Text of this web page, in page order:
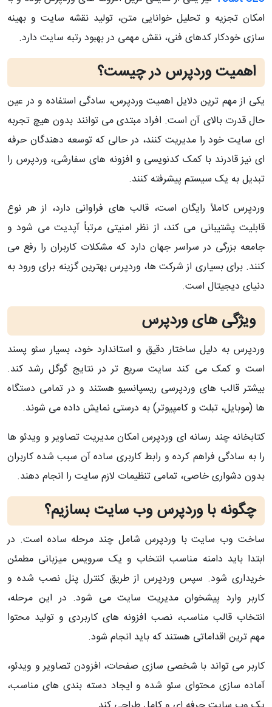
امکان تجزیه و تحلیل خوانایی متن، تولید نقشه سایت و بهینه‌
سازی خودکار کدهای فنی، نقش مهمی در بهبود رتبه سایت دارد.
اهمیت وردپرس در چیست؟
یکی از مهم‌ ترین دلایل اهمیت وردپرس، سادگی استفاده و در عین
حال قدرت بالای آن است. افراد مبتدی می‌ توانند بدون هیچ تجربه‌
ای سایت خود را مدیریت کنند، در حالی که توسعه‌ دهندگان حرفه‌
ای نیز قادرند با کمک کدنویسی و افزونه‌ های سفارشی، وردپرس را
تبدیل به یک سیستم پیشرفته کنند.
وردپرس کاملاً رایگان است، قالب‌ های فراوانی دارد، از هر نوع
قابلیت پشتیبانی می‌ کند، از نظر امنیتی مرتباً آپدیت می‌ شود و
جامعه بزرگی در سراسر جهان دارد که مشکلات کاربران را رفع می‌
کنند. برای بسیاری از شرکت‌ ها، وردپرس بهترین گزینه برای ورود به
دنیای دیجیتال است.
ویژگی‌ های وردپرس
وردپرس به دلیل ساختار دقیق و استاندارد خود، بسیار سئو پسند
است و کمک می‌ کند سایت سریع‌ تر در نتایج گوگل رشد کند.
بیشتر قالب‌ های وردپرسی ریسپانسیو هستند و در تمامی دستگاه‌
ها (موبایل، تبلت و کامپیوتر) به‌ درستی نمایش داده می‌ شوند.
کتابخانه چند‌ رسانه‌ ای وردپرس امکان مدیریت تصاویر و ویدئو ها
را به‌ سادگی فراهم کرده و رابط کاربری ساده آن سبب شده کاربران
بدون دشواری خاصی، تمامی تنظیمات لازم سایت را انجام دهند.
چگونه با وردپرس وب‌ سایت بسازیم؟
ساخت وب‌ سایت با وردپرس شامل چند مرحله ساده است. در
ابتدا باید دامنه مناسب انتخاب و یک سرویس میزبانی مطمئن
خریداری شود. سپس وردپرس از طریق کنترل‌ پنل نصب شده و
کاربر وارد پیشخوان مدیریت سایت می‌ شود. در این مرحله،
انتخاب قالب مناسب، نصب افزونه‌ های کاربردی و تولید محتوا
مهم‌ ترین اقداماتی هستند که باید انجام شود.
کاربر می‌ تواند با شخصی‌ سازی صفحات، افزودن تصاویر و ویدئو،
آماده‌ سازی محتوای سئو‌ شده و ایجاد دسته‌ بندی‌ های مناسب،